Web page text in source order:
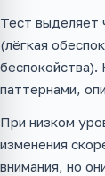
Тест выделяет
(лёгкая
паттернами,
При низком
изменения
внимания, но